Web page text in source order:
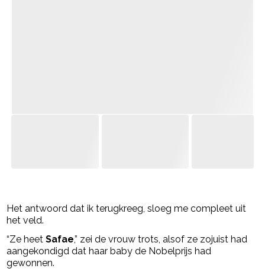
Het antwoord dat ik terugkreeg, sloeg me compleet uit
het veld.
“Ze heetSafae,” zei de vrouw trots, alsof ze zojuist had
aangekondigd dat haar baby de Nobelprijs had
gewonnen.